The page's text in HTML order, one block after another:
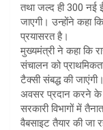
तथा जल्द ही 300 नई
जाएगी। उन्होंने कहा
प्रयासरत है।
मुख्यमंत्री ने कहा कि
संचालन को
टैक्सी संबद्ध की
अवसर प्रदान करने के
सरकारी विभागों में
वैबसाइट तैयार की जा